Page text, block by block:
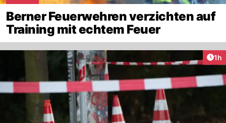
Berner Feuerwehren verzichten auf
Training mit echtem Feuer
1h